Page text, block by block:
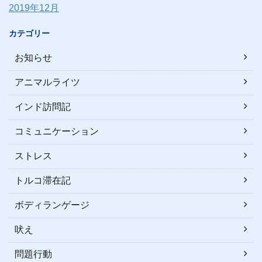
2019年12月
カテゴリー
お知らせ
アニマルライツ
インド訪問記
コミュニケーション
ストレス
トルコ滞在記
ボディランゲージ
吠え
問題行動